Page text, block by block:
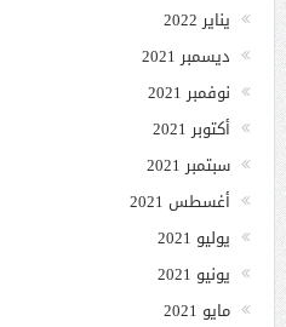
يناير 2022
ديسمبر 2021
نوفمبر 2021
أكتوبر 2021
سبتمبر 2021
أغسطس 2021
يوليو 2021
يونيو 2021
مايو 2021